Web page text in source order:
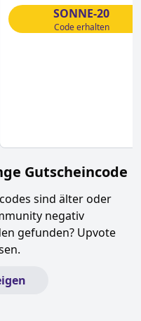
SONNE-20
Code erhalten
Gutscheincode
sind älter oder
negativ
gefunden? Upvote